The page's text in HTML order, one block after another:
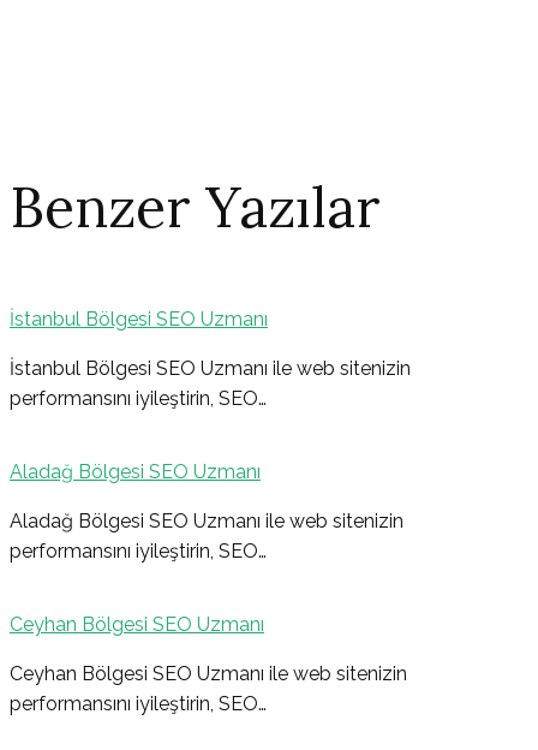
Benzer Yazılar
İstanbul Bölgesi SEO Uzmanı
İstanbul Bölgesi SEO Uzmanı ile web sitenizin
performansını iyileştirin, SEO…
Aladağ Bölgesi SEO Uzmanı
Aladağ Bölgesi SEO Uzmanı ile web sitenizin
performansını iyileştirin, SEO…
Ceyhan Bölgesi SEO Uzmanı
Ceyhan Bölgesi SEO Uzmanı ile web sitenizin
performansını iyileştirin, SEO…
Yazı
gezinmesi